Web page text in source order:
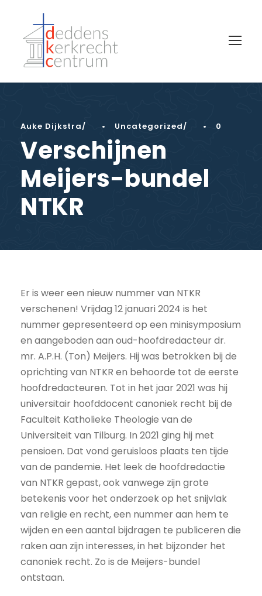
Auke Dijkstra • Uncategorized • 0
Verschijnen
Meijers-bundel
NTKR
Er is weer een nieuw nummer van NTKR
verschenen! Vrijdag 12 januari 2024 is het
nummer gepresenteerd op een minisymposium
en aangeboden aan oud-hoofdredacteur dr.
mr. A.P.H. (Ton) Meijers. Hij was betrokken bij de
oprichting van NTKR en behoorde tot de eerste
hoofdredacteuren. Tot in het jaar 2021 was hij
universitair hoofddocent canoniek recht bij de
Faculteit Katholieke Theologie van de
Universiteit van Tilburg. In 2021 ging hij met
pensioen. Dat vond geruisloos plaats ten tijde
van de pandemie. Het leek de hoofdredactie
van NTKR gepast, ook vanwege zijn grote
betekenis voor het onderzoek op het snijvlak
van religie en recht, een nummer aan hem te
wijden en een aantal bijdragen te publiceren die
raken aan zijn interesses, in het bijzonder het
canoniek recht. Zo is de Meijers-bundel
ontstaan.